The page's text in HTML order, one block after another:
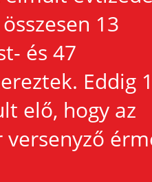
13
és 47
Eddig
elő, hogy az
versenyző